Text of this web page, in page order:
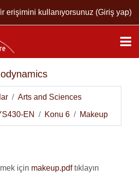
erişimini kullanıyorsunuz (Giriş yap)
Arts and Sciences
EN Konu 6 Makeup
için makeup.pdftıklayın